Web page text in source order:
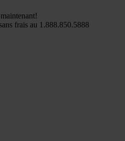
frais au 1.888.850.5888